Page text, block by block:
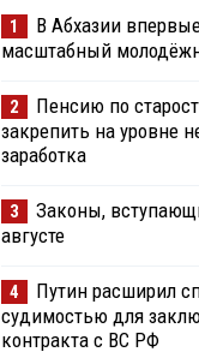
1
В Абхазии
масштабный
2
Пенсию по
закрепить на уровне
заработка
3
Законы,
августе
4
Путин расширил
судимостью для
контракта с ВС РФ